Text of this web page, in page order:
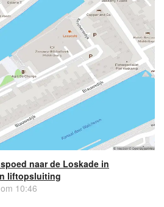
naar de Loskade in
liftopsluiting
10:46